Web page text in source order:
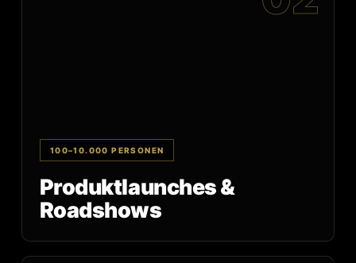
100–10.000 PERSONEN
Produktlaunches &
Roadshows